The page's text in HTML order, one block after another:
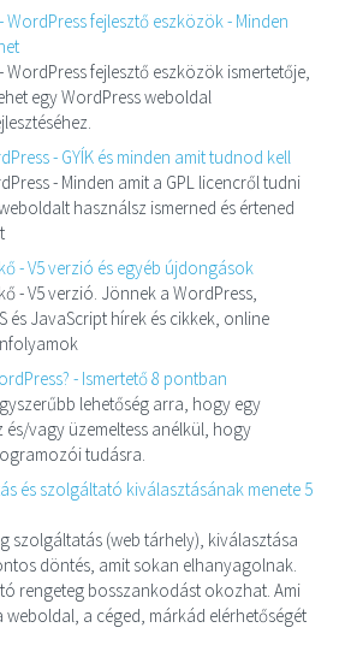
WordPress fejlesztő eszközök - Minden
WordPress fejlesztő eszközök ismertetője,
egy WordPress weboldal
- GYÍK és minden amit tudnod kell
- Minden amit a GPL licencről tudni
használsz ismerned és értened
- V5 verzió és egyéb újdongások
- V5 verzió. Jönnek a WordPress,
és JavaScript hírek és cikkek, online
- Ismertető 8 pontban
lehetőség arra, hogy egy
vagy üzemeltess anélkül, hogy
tudásra.
és szolgáltató kiválasztásának menete 5
szolgáltatás (web tárhely), kiválasztása
döntés, amit sokan elhanyagolnak.
rengeteg bosszankodást okozhat. Ami
weboldal, a céged, márkád elérhetőségét